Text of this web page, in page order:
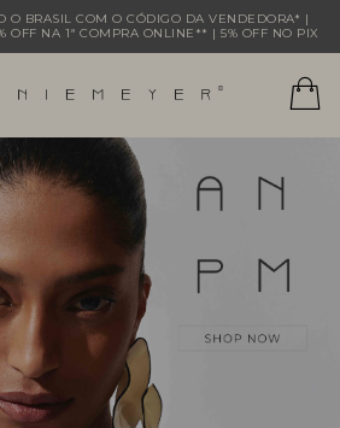
O BRASIL COM O CÓDIGO DA VENDEDORA* |
OFF NA 1ª COMPRA ONLINE** | 5% OFF NO PIX